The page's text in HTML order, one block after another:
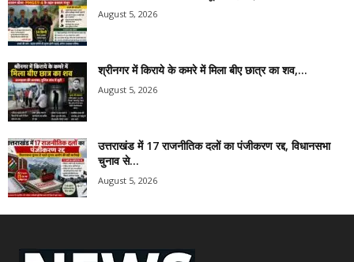
August 5, 2026
श्रीनगर में किराये के कमरे में मिला बीए छात्र का शव,...
August 5, 2026
उत्तराखंड में 17 राजनीतिक दलों का पंजीकरण रद्द, विधानसभा
चुनाव से...
August 5, 2026